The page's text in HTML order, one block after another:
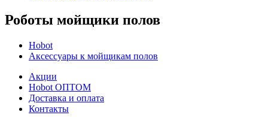
Роботы мойщики полов
Hobot
Аксессуары к мойщикам полов
Акции
Hobot ОПТОМ
Доставка и оплата
Контакты